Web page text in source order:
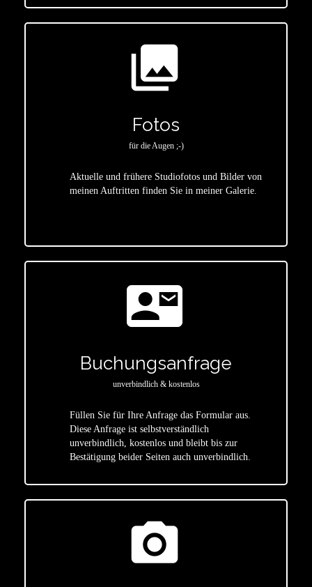
photo_library
Fotos
für die Augen ;-)
Aktuelle und frühere Studiofotos und Bilder von
meinen Auftritten finden Sie in meiner Galerie.
contact_mail
Buchungsanfrage
unverbindlich & kostenlos
Füllen Sie für Ihre Anfrage das Formular aus.
Diese Anfrage ist selbstverständlich
unverbindlich, kostenlos und bleibt bis zur
Bestätigung beider Seiten auch unverbindlich.
photo_camera